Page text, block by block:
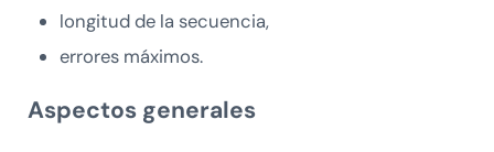
longitud de la secuencia,
errores máximos.
Aspectos generales